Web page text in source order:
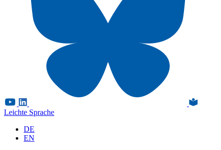
Leichte Sprache
DE
EN